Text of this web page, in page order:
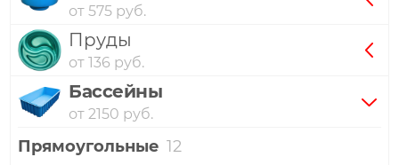
от 575 руб.
Пруды
от 136 руб.
Бассейны
от 2150 руб.
Прямоугольные 12